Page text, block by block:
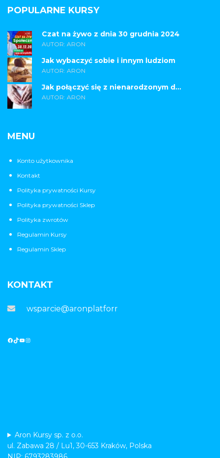
POPULARNE KURSY
Czat na żywo z dnia 30 grudnia 2024
AUTOR: ARON
Jak wybaczyć sobie i innym ludziom
AUTOR: ARON
Jak połączyć się z nienarodzonym d...
AUTOR: ARON
MENU
Konto użytkownika
Kontakt
Polityka prywatności Kursy
Polityka prywatności Sklep
Polityka zwrotów
Regulamin Kursy
Regulamin Sklep
KONTAKT
wsparcie@aronplatforma.pl
Aron Kursy sp. z o.o.
ul. Zabawa 28 / Lu1, 30-653 Kraków, Polska